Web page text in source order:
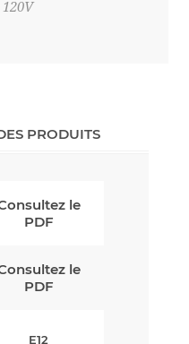
PRODUITS
le
PDF
le
PDF
E12